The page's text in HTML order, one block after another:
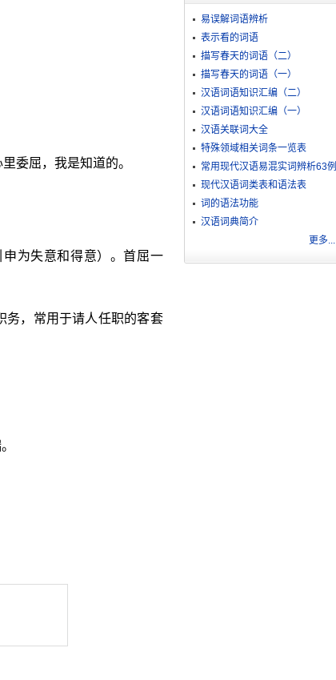
委屈，我是知道的。
为失意和得意）。首屈一
，常用于请人任职的客套
易误解词语辨析
表示看的词语
描写春天的词语（二）
描写春天的词语（一）
汉语词语知识汇编（二）
汉语词语知识汇编（一）
汉语关联词大全
特殊领域相关词条一览表
常用现代汉语易混实词辨析63例
现代汉语词类表和语法表
词的语法功能
汉语词典简介
更多...